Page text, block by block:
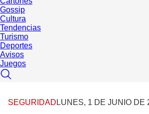
Gossip
Cultura
Tendencias
Turismo
Deportes
Avisos
Juegos
SEGURIDAD LUNES, 1 DE JUNIO DE